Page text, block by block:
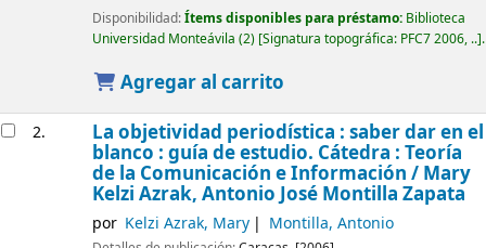
Disponibilidad:Ítems disponibles para préstamo: Biblioteca
Universidad Monteávila (2) Signatura topográfica: PFC7 2006, .. .
Agregar al carrito
2. La objetividad periodística : saber dar en el
blanco : guía de estudio. Cátedra : Teoría
de la Comunicación e Información / Mary
Kelzi Azrak, Antonio José Montilla Zapata
por Kelzi Azrak, Mary Montilla, Antonio